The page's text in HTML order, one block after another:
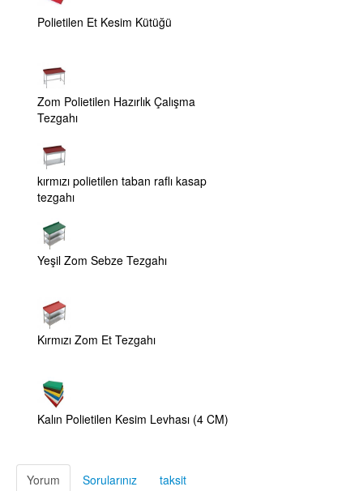
Polietilen Et Kesim Kütüğü
Zom Polietilen Hazırlık Çalışma
Tezgahı
kırmızı polietilen taban raflı kasap
tezgahı
Yeşil Zom Sebze Tezgahı
Kırmızı Zom Et Tezgahı
Kalın Polietilen Kesim Levhası (4 CM)
Yorum Sorularınız taksit